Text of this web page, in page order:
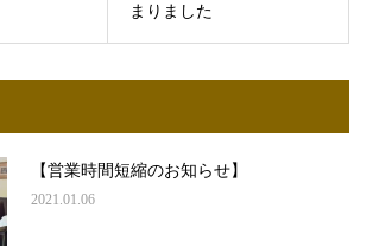
まりました
【営業時間短縮のお知らせ】
2021.01.06